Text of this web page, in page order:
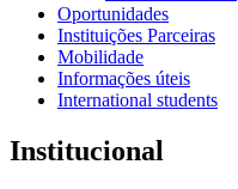
Oportunidades
Instituições Parceiras
Mobilidade
Informações úteis
International students
Institucional